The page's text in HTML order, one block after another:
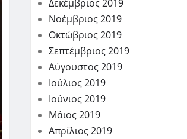
Δεκέμβριος 2019
Νοέμβριος 2019
Οκτώβριος 2019
Σεπτέμβριος 2019
Αύγουστος 2019
Ιούλιος 2019
Ιούνιος 2019
Μάιος 2019
Απρίλιος 2019